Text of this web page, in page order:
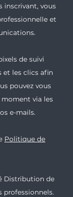
inscrivant, vous
et
de suivi
et les clics afin
pouvez vous
via les
e-mails.
Politique de
Distribution de
professionnels.